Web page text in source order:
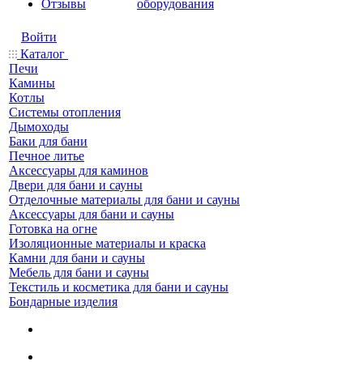
Отзывы
оборудования
Войти
Каталог
Печи
Камины
Котлы
Системы отопления
Дымоходы
Баки для бани
Печное литье
Аксессуары для каминов
Двери для бани и сауны
Отделочные материалы для бани и сауны
Аксессуары для бани и сауны
Готовка на огне
Изоляционные материалы и краска
Камни для бани и сауны
Мебель для бани и сауны
Текстиль и косметика для бани и сауны
Бондарные изделия